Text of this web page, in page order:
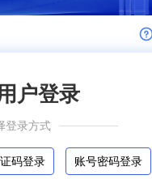
户登录
登录方式
码登录 账号密码登录